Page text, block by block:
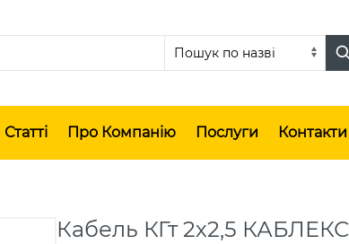
Статті Про Компанію Послуги Контакти
Кабель КГт 2х2,5 КАБЛЕКС